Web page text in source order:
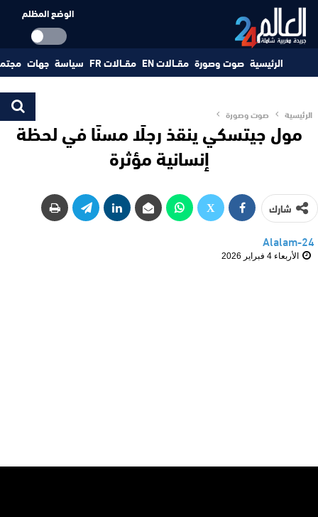
الوضع المظلم
الرئيسية صوت وصورة مقــالات EN مقــالات FR سياسة جهات
الرئيسية صوت وصورة
مول جيتسكي ينقذ رجلًا مسنًا في لحظة
إنسانية مؤثرة
شارك
Alalam-24
الأربعاء 4 فبراير 2026